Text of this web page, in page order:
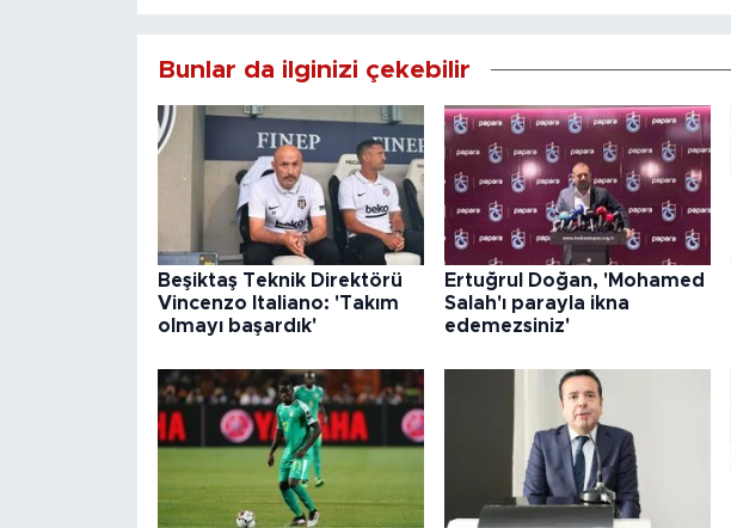
Bunlar da ilginizi çekebilir
Beşiktaş Teknik Direktörü
Vincenzo Italiano: 'Takım
olmayı başardık'
Ertuğrul Doğan, 'Mohamed
Salah'ı parayla ikna
edemezsiniz'